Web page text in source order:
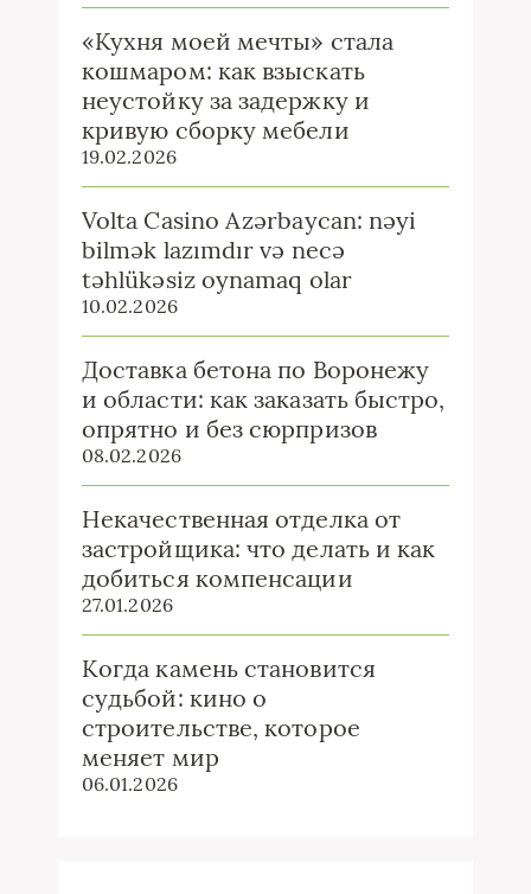
«Кухня моей мечты» стала
кошмаром: как взыскать
неустойку за задержку и
кривую сборку мебели
19.02.2026
Volta Casino Azərbaycan: nəyi
bilmək lazımdır və necə
təhlükəsiz oynamaq olar
10.02.2026
Доставка бетона по Воронежу
и области: как заказать быстро,
опрятно и без сюрпризов
08.02.2026
Некачественная отделка от
застройщика: что делать и как
добиться компенсации
27.01.2026
Когда камень становится
судьбой: кино о
строительстве, которое
меняет мир
06.01.2026